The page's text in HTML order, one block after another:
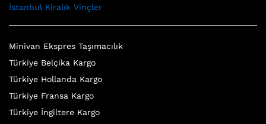
İstanbul Kiralık Vinçler
Minivan Ekspres Taşımacılık
Türkiye Belçika Kargo
Türkiye Hollanda Kargo
Türkiye Fransa Kargo
Türkiye İngiltere Kargo